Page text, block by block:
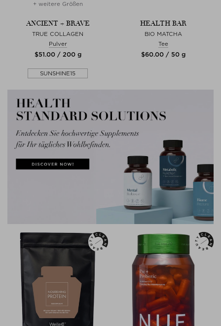
+ weitere Größen
ANCIENT + BRAVE
TRUE COLLAGEN
Pulver
$‌51.00 / 200 g
SUNSHINE15
HEALTH BAR
BIO MATCHA
Tee
$‌60.00 / 50 g